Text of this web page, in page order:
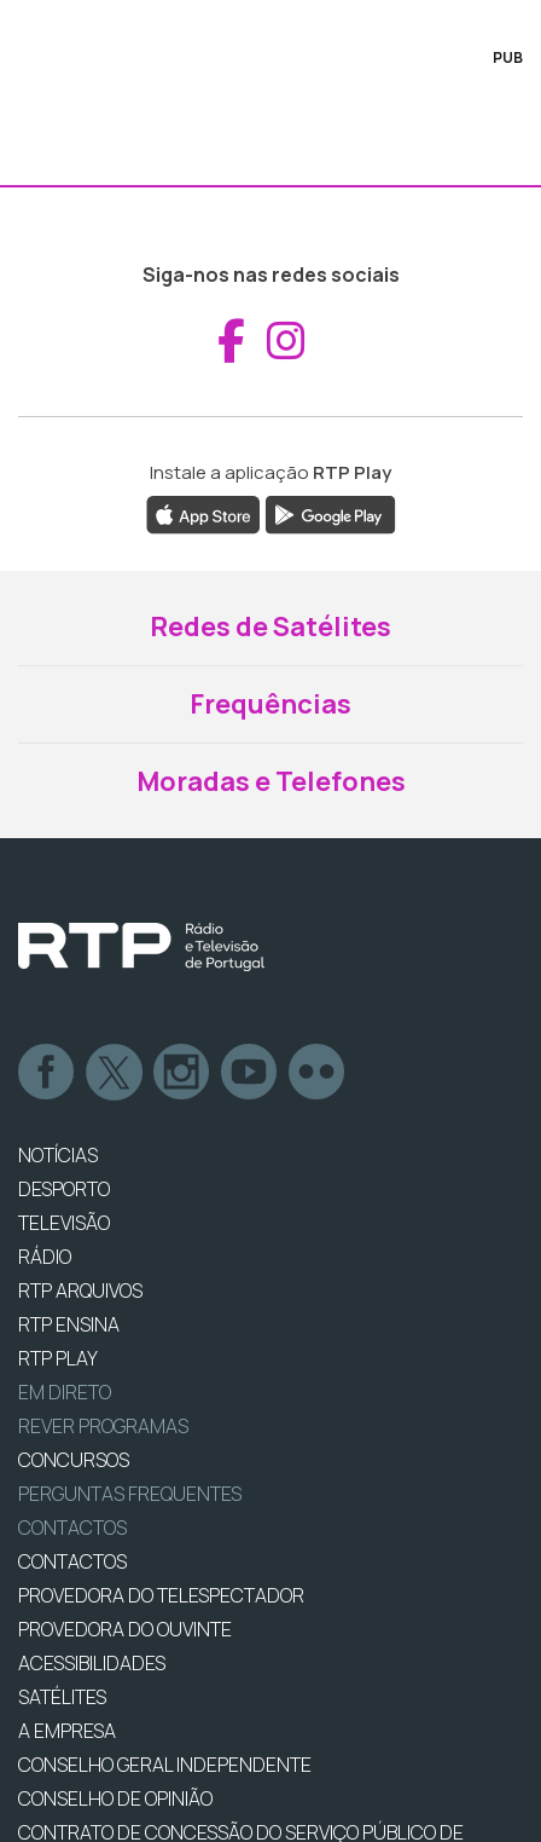
PUB
Siga-nos nas redes sociais
Aceder ao
Instale a aplicação RTP Play
Redes de Satélites
Frequências
Moradas e Telefones
NOTÍCIAS
DESPORTO
TELEVISÃO
RÁDIO
RTP ARQUIVOS
RTP ENSINA
RTP PLAY
EM DIRETO
REVER PROGRAMAS
CONCURSOS
PERGUNTAS FREQUENTES
CONTACTOS
CONTACTOS
PROVEDORA DO TELESPECTADOR
PROVEDORA DO OUVINTE
ACESSIBILIDADES
SATÉLITES
A EMPRESA
CONSELHO GERAL INDEPENDENTE
CONSELHO DE OPINIÃO
CONTRATO DE CONCESSÃO DO SERVIÇO PÚBLICO DE